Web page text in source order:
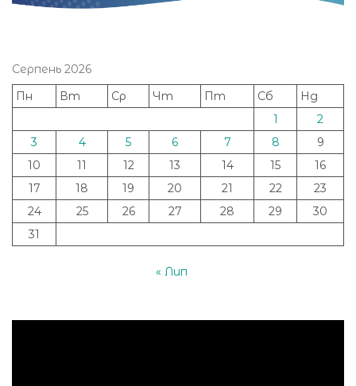
Серпень 2026
Пн
Вт Ср Чт Пт Сб
Нд
1
2
3
4 5 6 7 8
9
10
11 12 13 14 15
16
17
18 19 20 21 22
23
24
25 26 27 28 29
30
31
« Лип